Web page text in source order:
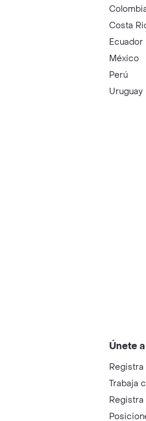
Costa
Ecuador
México
Perú
Uruguay
Únete
Trabaja
Registra